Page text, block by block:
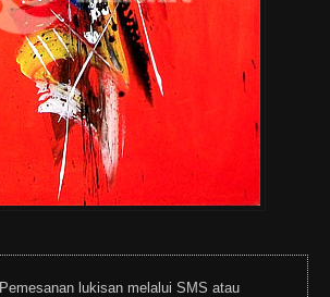
Pemesanan lukisan melalui SMS atau